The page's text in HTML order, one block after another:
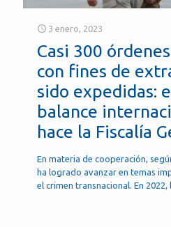
3 enero, 2023
Casi 300
con fines de
sido expedidas:
balance
hace la Fiscalía
En materia de cooperación,
ha logrado avanzar en temas
el crimen transnacional. En 2022,